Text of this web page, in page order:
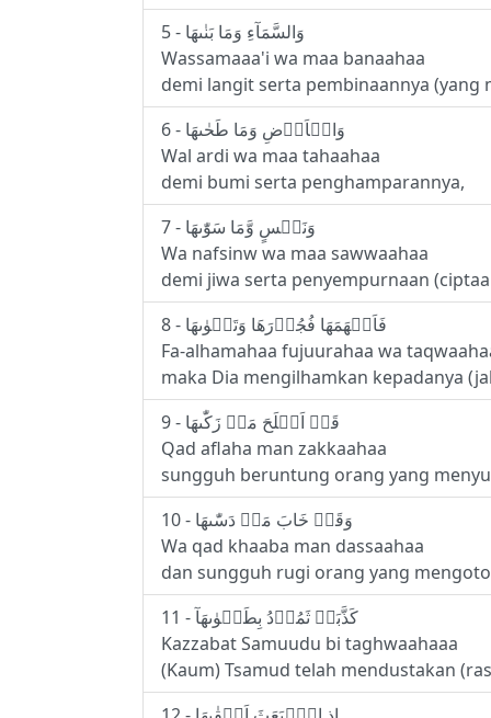
Wassamaaa'i wa maa banaahaa
demi langit serta pembinaannya (yang
Wal ardi wa maa tahaahaa
demi bumi serta penghamparannya,
Wa nafsinw wa maa sawwaahaa
demi jiwa serta penyempurnaan
Fa-alhamahaa fujuurahaa wa
maka Dia mengilhamkan kepadanya
Qad aflaha man zakkaahaa
sungguh beruntung orang yang
Wa qad khaaba man dassaahaa
dan sungguh rugi orang yang
Kazzabat Samuudu bi taghwaahaaa
(Kaum) Tsamud telah mendustakan